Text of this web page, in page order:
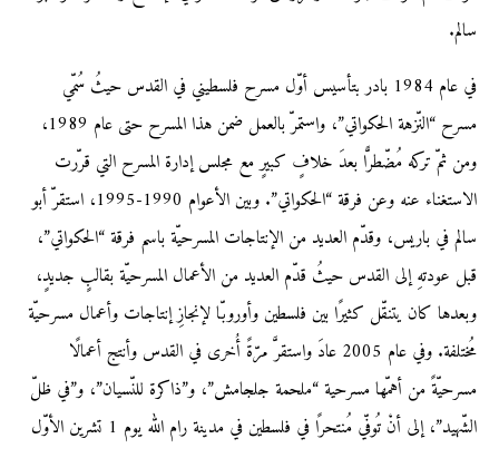
سالم.
في عام 1984 بادر بتأسيس أوّل مسرح فلسطيني في القدس حيثُ سُمّي
مسرح “النّزهة الحكواتي”، واستمرّ بالعمل ضمن هذا المسرح حتى عام 1989،
ومن ثمّ تركه مُضّطرًّا بعدَ خلافٍ كبيرٍ مع مجلس إدارة المسرح التي قرّرت
الاستغناء عنه وعن فرقة “الحكواتي”. وبين الأعوام 1990-1995، استقرّ أبو
سالم في باريس، وقدّم العديد من الإنتاجات المسرحيّة باسم فرقة “الحكواتي”،
قبل عودتهِ إلى القدس حيثُ قدّم العديد من الأعمال المسرحيّة بقالبٍ جديدٍ،
وبعدها كان يتنقّل كثيرًا بين فلسطين وأوروبّا لإنجازِ إنتاجات وأعمال مسرحيّة
مُختلفة. وفي عام 2005 عادَ واستقرَّ مرّةً أُخرى في القدس وأنتج أعمالًا
مسرحيّةً من أهمّها مسرحية “ملحمة جلجامش”، و”ذاكرة للنّسيان”، و”في ظلّ
الشّهيد”، إلى أنْ تُوفّي مُنتحرًا في فلسطين في مدينة رام الله يوم 1 تشرين الأوّل